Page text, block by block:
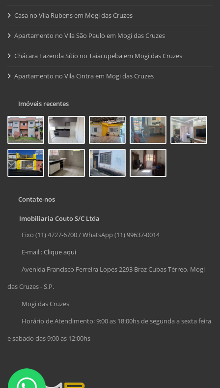
Casa no Vila Rubens em Mogi das Cruzes
Apartamento no Vila São Paulo em Mogi das Cruzes
Chácara Fazenda Sítio no Taiacupeba em Mogi das Cruzes
Apartamento no Vila Cintra em Mogi das Cruzes
Imóveis recentes
Contate-nos
Imobiliaria Couto S/C Ltda
Fixo (11) 4727-6700 / WhatsApp (11) 99637-0014
E-mail :Clique aqui
Avenida Francisco Ferreira Lopes 2293 Braz Cubas Térreo, Mogi
das Cruzes - S.P.
Mogi das Cruzes
Horário de Atendimento: 9:00 as 18:00hs de segunda a sexta feira
e sabado das 9:00 as 12:00hs